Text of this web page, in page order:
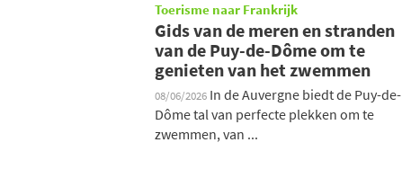
Toerisme naar Frankrijk
Gids van de meren en stranden
van de Puy-de-Dôme om te
genieten van het zwemmen
08/06/2026 In de Auvergne biedt de Puy-de-
Dôme tal van perfecte plekken om te
zwemmen, van ...